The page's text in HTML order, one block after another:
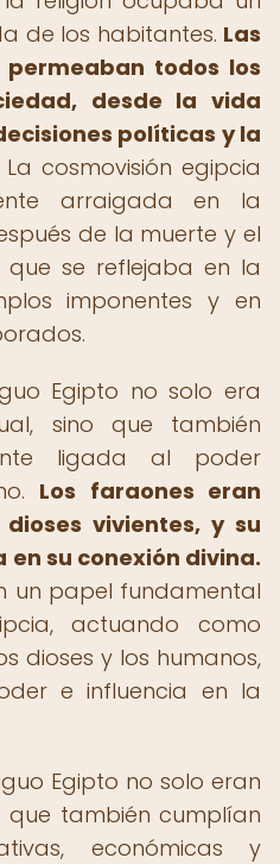
de los habitantes. Las
todos los
desde la vida
políticas y la
La cosmovisión egipcia
arraigada en la
de la muerte y el
se reflejaba en la
imponentes y en
Egipto no solo era
sino que también
ligada al poder
Los faraones eran
vivientes, y su
su conexión divina.
un papel fundamental
actuando como
dioses y los humanos,
e influencia en la
Egipto no solo eran
que también cumplían
económicas y